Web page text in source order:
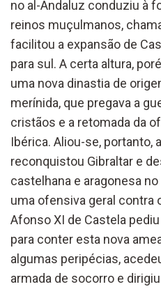
no al-Andaluz conduziu à
reinos muçulmanos,
facilitou a expansão de
para sul. A certa altura,
uma nova dinastia de
merínida, que pregava a
cristãos e a retomada da
Ibérica. Aliou-se, portanto,
reconquistou Gibraltar e
castelhana e aragonesa
uma ofensiva geral contra
Afonso XI de Castela
para conter esta nova
algumas peripécias,
armada de socorro e